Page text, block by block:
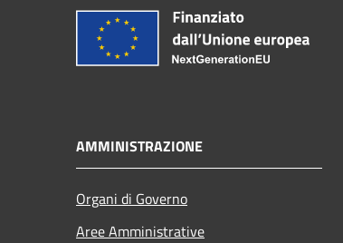
AMMINISTRAZIONE
Organi di Governo
Aree Amministrative